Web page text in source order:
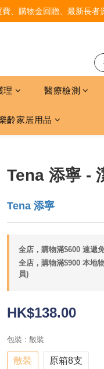
、購物金回贈、最新長者
理 醫療檢測
齡家居用品
Tena 添寧 -
Tena 添寧
全店，購物滿$600 速遞
全店，購物滿$900 本地
員)
HK$138.00
包裝 : 散裝
散裝 原箱8支